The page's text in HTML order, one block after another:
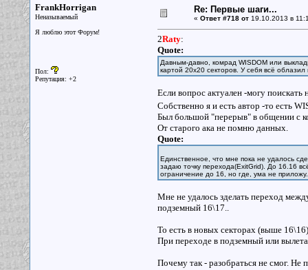
FrankHorrigan
Неназываемый
Я люблю этот Форум!
Пол:
Репутация: +2
Re: Первые шаги...
« Ответ #718 от19.10.2013 в
2Raty:
Quote:
Давным-давно, комрад WISDOM или
картой 20х20 секторов. У себя всё
Если вопрос актуален -могу поискать
Собственно я и есть автор -то есть
Был большой "перерыв" в общении с
От старого ака не помню данных.
Quote:
Единственное, что мне пока не удалось
задаю точку перехода(ExitGrid). До 16.16
ограничение до 16, но где, ума не приложу.
Мне не удалось зделать переход
подземный 16\17..
То есть в новых секторах (выше
При переходе в подземный или
Почему так - разобраться не смог. Не